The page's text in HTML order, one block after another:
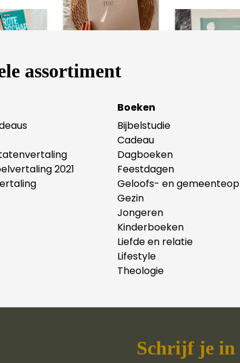
assortiment
2021
Boeken
Bijbelstudie
Cadeau
Dagboeken
Feestdagen
Geloofs- en
Gezin
Jongeren
Kinderboeken
Liefde en relatie
Lifestyle
Theologie
Schrijf je in